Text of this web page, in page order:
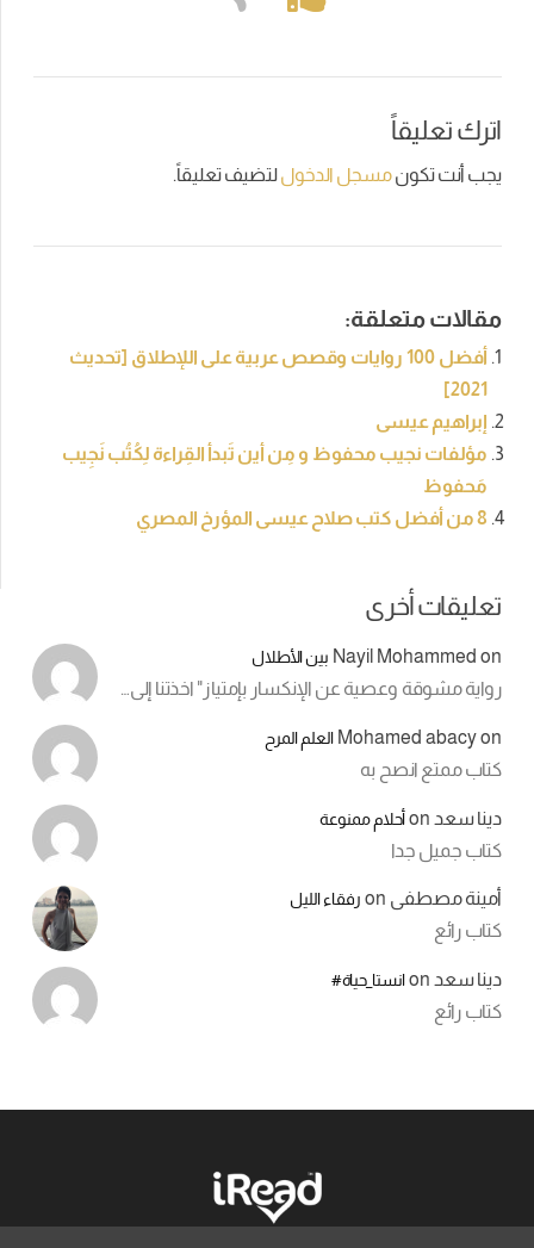
اترك تعليقاً
يجب أنت تكونمسجل الدخوللتضيف تعليقاً.
مقالات متعلقة:
أفضل 100 روايات وقصص عربية على اللإطلاق [تحديث
2021]
إبراهيم عيسى
مؤلفات نجيب محفوظ و مِن أين تَبدأ القِراءة لِكُتُب نَجِيب
مَحفوظ
8 من أفضل كتب صلاح عيسى المؤرخ المصري
تعليقات أخرى
Nayil Mohammed on بين الأطلال
رواية مشوقة وعصية عن الإنكسار بإمتياز" اخذتنا إلى…
Mohamed abacyon العلم المرح
كتاب ممتع انصح به
دينا سعد onأحلام ممنوعة
كتاب جميل جدا
أمينة مصطفى on رفقاء الليل
كتاب رائع
دينا سعد onانستا_حياة#
كتاب رائع